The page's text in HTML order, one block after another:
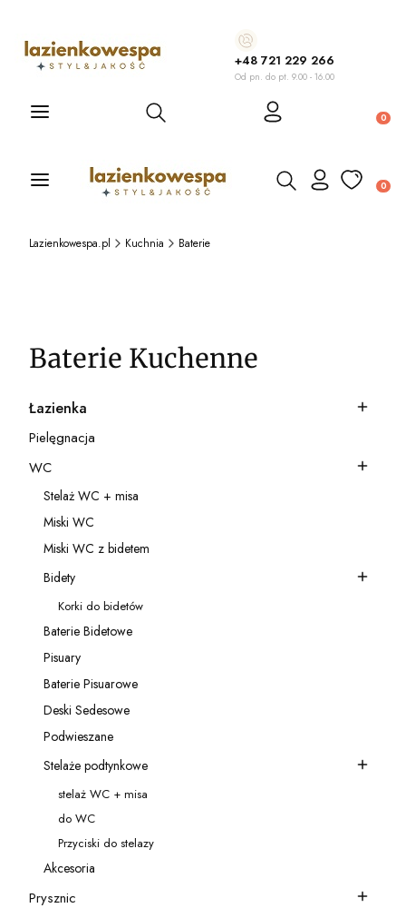
+48 721 229 266
Od pn. do pt. 9.00 - 16.00
Otwórz wyszukiwarkę
Otwórz wyszukiwarkę
Lazienkowespa.pl Kuchnia Baterie
Baterie Kuchenne
Kategoria - Łazienka
Łazienka
Kategoria - Pielęgnacja
Pielęgnacja
Kategoria - WC
WC
Kategoria - Stelaż WC + misa
Stelaż WC + misa
Kategoria - Miski WC
Miski WC
Kategoria - Miski WC z bidetem
Miski WC z bidetem
Kategoria - Bidety
Bidety
Kategoria - Korki do bidetów
Korki do bidetów
Kategoria - Baterie Bidetowe
Baterie Bidetowe
Kategoria - Pisuary
Pisuary
Kategoria - Baterie Pisuarowe
Baterie Pisuarowe
Kategoria - Deski Sedesowe
Deski Sedesowe
Kategoria - Podwieszane
Podwieszane
Kategoria - Stelaże podtynkowe
Stelaże podtynkowe
Kategoria - stelaż WC + misa
stelaż WC + misa
Kategoria - do WC
do WC
Kategoria - Przyciski do stelazy
Przyciski do stelazy
Kategoria - Akcesoria
Akcesoria
Kategoria - Prysznic
Prysznic